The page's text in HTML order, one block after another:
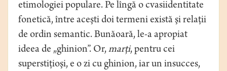
etimologiei populare. Pe lîngă o cvasiidentitate
fonetică, între aceşti doi termeni există şi relaţii
de ordin semantic. Bunăoară, le-a apropiat
ideea de „ghinion”. Or,marţi, pentru cei
superstiţioşi, e o zi cu ghinion, iar un insucces,